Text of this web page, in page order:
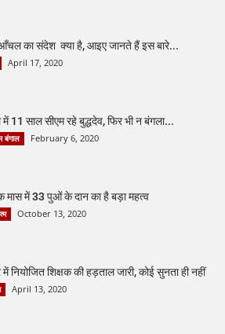
का संदेश क्या है, आइए जानते हैं इस बारे...
April 17, 2020
में 11 साल सीएम रहे बुद्धदेव, फिर भी न बंगला...
बंगाल February 6, 2020
मास में 33 पुओं के दान का है बड़ा महत्व
October 13, 2020
में नियोजित शिक्षक की हड़ताल जारी, कोई सुनता ही नहीं
April 13, 2020